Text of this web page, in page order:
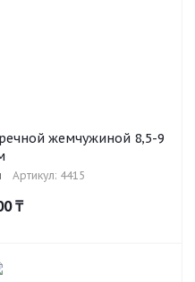
жемчужиной 8,5-9
Артикул: 4415
₸